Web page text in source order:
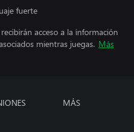
fuerte
acceso a la información
mientras juegas. Más
MÁS